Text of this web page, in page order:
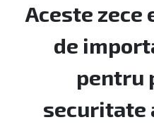
Aceste zece
de
pentru
securitate